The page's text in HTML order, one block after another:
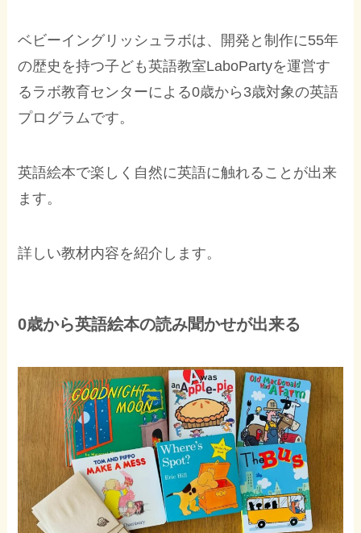
ベビーイングリッシュラボは、開発と制作に55年
の歴史を持つ子ども英語教室LaboPartyを運営す
るラボ教育センターによる0歳から3歳対象の英語
プログラムです。
英語絵本で楽しく自然に英語に触れることが出来
ます。
詳しい教材内容を紹介します。
0歳から英語絵本の読み聞かせが出来る